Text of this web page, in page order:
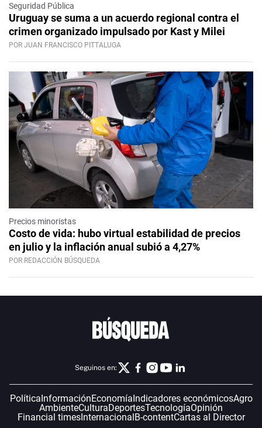
Seguridad Pública
Uruguay se suma a un acuerdo regional contra el
crimen organizado impulsado por Kast y Milei
POR JUAN FRANCISCO PITTALUGA
Precios minoristas
Costo de vida: hubo virtual estabilidad de precios
en julio y la inflación anual subió a 4,27%
POR REDACCIÓN BÚSQUEDA
Seguinos en:
PolíticaInformaciónEconomíaIndicadores económicosAgro
AmbienteCulturaDeportesTecnologíaOpinión
Financial timesInternacionalB-contentCartas al Director